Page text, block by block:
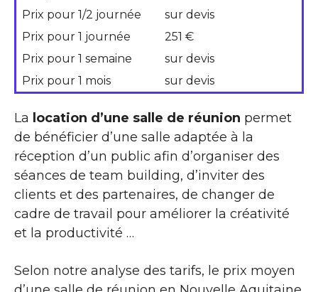
Prix pour 1/2 journée
sur devis
Prix pour 1 journée
251 €
Prix pour 1 semaine
sur devis
Prix pour 1 mois
sur devis
La location d’une salle de réunion permet
de bénéficier d’une salle adaptée à la
réception d’un public afin d’organiser des
séances de team building, d’inviter des
clients et des partenaires, de changer de
cadre de travail pour améliorer la créativité
et la productivité …
Selon notre analyse des tarifs, le prix moyen